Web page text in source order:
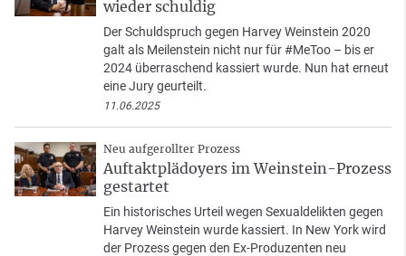
wieder schuldig
Der Schuldspruch gegen Harvey Weinstein 2020
galt als Meilenstein nicht nur für #MeToo – bis er
2024 überraschend kassiert wurde. Nun hat erneut
eine Jury geurteilt.
11.06.2025
Neu aufgerollter Prozess
Auftaktplädoyers im Weinstein-Prozess
gestartet
Ein historisches Urteil wegen Sexualdelikten gegen
Harvey Weinstein wurde kassiert. In New York wird
der Prozess gegen den Ex-Produzenten neu